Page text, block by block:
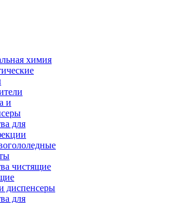
химия
и
для
чистящие
диспенсеры
для